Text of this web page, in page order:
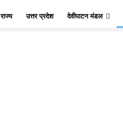
राज्य उत्तर प्रदेश देवीपाटन मंडल